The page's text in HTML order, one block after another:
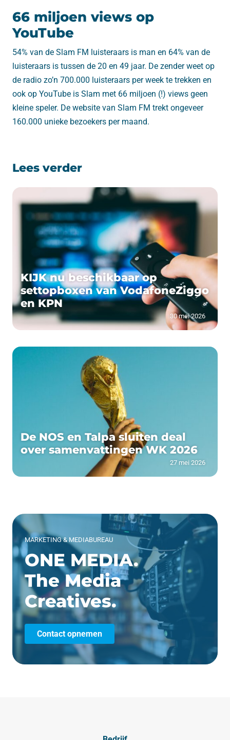
66 miljoen views op
YouTube
54% van de Slam FM luisteraars is man en 64% van de
luisteraars is tussen de 20 en 49 jaar. De zender weet op
de radio zo’n 700.000 luisteraars per week te trekken en
ook op YouTube is Slam met 66 miljoen (!) views geen
kleine speler. De website van Slam FM trekt ongeveer
160.000 unieke bezoekers per maand.
Lees verder
KIJK nu beschikbaar op
settopboxen van VodafoneZiggo
en KPN
30 mei 2026
De NOS en Talpa sluiten deal
over samenvattingen WK 2026
27 mei 2026
MARKETING & MEDIABUREAU
ONE MEDIA.
The Media
Creatives.
Contact opnemen